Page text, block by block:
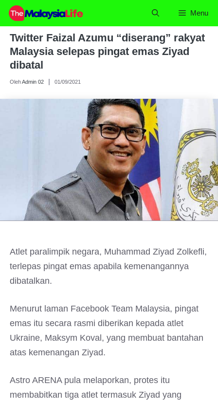
Skip
content
Menu
Twitter Faizal Azumu “diserang” rakyat
Malaysia selepas pingat emas Ziyad
dibatal
OlehAdmin 02 01/09/2021
Atlet paralimpik negara, Muhammad Ziyad Zolkefli,
terlepas pingat emas apabila kemenangannya
dibatalkan.
Menurut laman Facebook Team Malaysia, pingat
emas itu secara rasmi diberikan kepada atlet
Ukraine, Maksym Koval, yang membuat bantahan
atas kemenangan Ziyad.
Astro ARENA pula melaporkan, protes itu
membabitkan tiga atlet termasuk Ziyad yang